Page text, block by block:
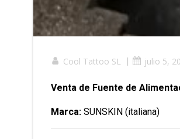
Cool Tattoo SL | julio 5,
Venta de Fuente de
Marca: SUNSKIN (italiana)